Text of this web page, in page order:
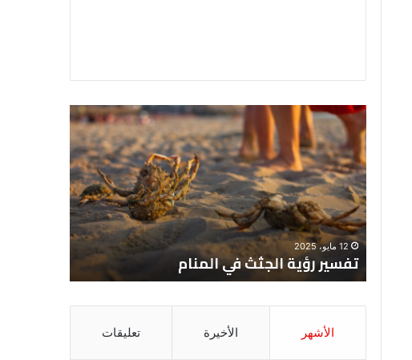
تفسير
رؤية
الجثث
في
المنام
12 مايو، 2025
تفسير رؤية الجثث في المنام
تفسير
اني
حارس
شخصي
الأشهر الأخيرة تعليقات